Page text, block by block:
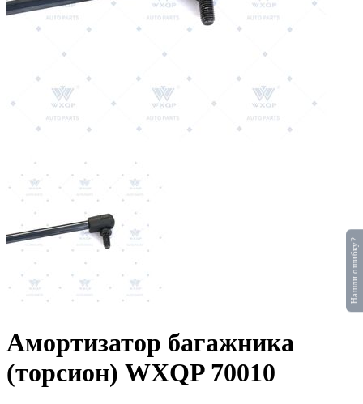
Амортизатор багажника
(торсион) WXQP 70010
Нашли ошибку?